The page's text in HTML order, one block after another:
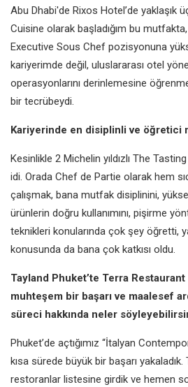
Abu Dhabi'de Rixos Hotel’de yaklaşık
Cuisine olarak başladığım bu
Executive Sous Chef pozisyonuna
kariyerimde değil, uluslararası otel
operasyonlarını derinlemesine
bir tecrübeydi.
Kariyerinde en disiplinli ve öğretici
Kesinlikle 2 Michelin yıldızlı The
idi. Orada Chef de Partie olarak hem
çalışmak, bana mutfak disiplinini,
ürünlerin doğru kullanımını, pişirme
teknikleri konularında çok şey öğretti,
konusunda da bana çok katkısı oldu.
Tayland Phuket’te Terra Restaurant
muhteşem bir başarı ve maalesef
süreci hakkında neler
Phuket’de açtığımız “İtalyan
kısa sürede büyük bir başarı yakaladık.
restoranlar listesine girdik ve hemen